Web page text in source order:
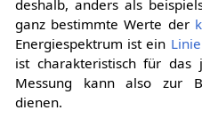
deshalb, anders als
ganz bestimmte Werte der
Energiespektrum ist ein
ist charakteristisch für das
Messung kann also zur
dienen.